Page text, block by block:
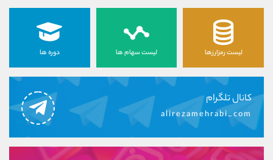
لیست رمزارزها لیست سهام ها دوره ها
کانال تلگرام
alirezamehrabi_com